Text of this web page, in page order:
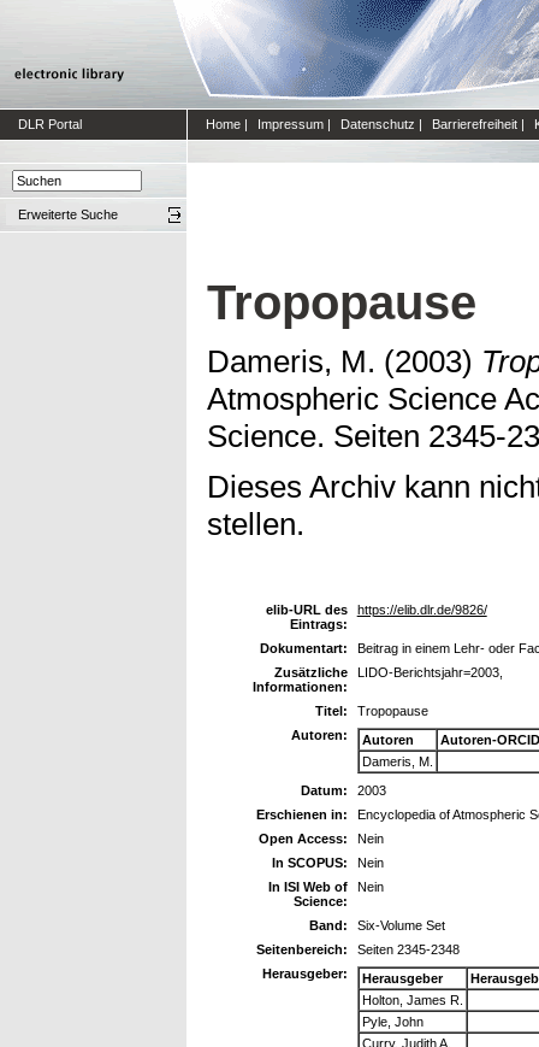
DLR Portal Home | Impressum | Datenschutz | Barrierefreiheit |
Erweiterte Suche
Tropopause
Dameris, M. (2003)
Atmospheric Science
Science. Seiten 2345-
Dieses Archiv kann
stellen.
elib-URL des
Eintrags:
https://elib.dlr.de/9826/
Dokumentart:
Beitrag in einem Lehr- oder
Zusätzliche
Informationen:
LIDO-Berichtsjahr=2003,
Titel:
Tropopause
Autoren:
Autoren
Autoren-
Dameris, M.
Datum:
2003
Erschienen in:
Encyclopedia of Atmospheric
Open Access:
Nein
In SCOPUS:
Nein
In ISI Web of
Science:
Nein
Band:
Six-Volume Set
Seitenbereich:
Seiten 2345-2348
Herausgeber:
Herausgeber
Holton, James R.
Pyle, John
Curry, Judith A.